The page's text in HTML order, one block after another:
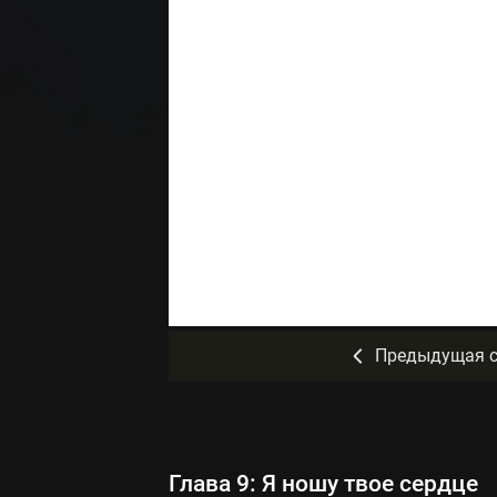
Предыдущая
Глава 9: Я ношу твое сердце